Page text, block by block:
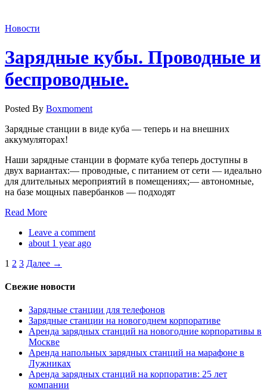
Новости
Зарядные кубы. Проводные и
беспроводные.
Posted By Boxmoment
Зарядные станции в виде куба — теперь и на внешних
аккумуляторах!
Наши зарядные станции в формате куба теперь доступны в
двух вариантах:— проводные, с питанием от сети — идеально
для длительных мероприятий в помещениях;— автономные,
на базе мощных павербанков — подходят
Read More
Leave a comment
about 1 year ago
1 2 3 Далее →
Свежие новости
Зарядные станции для телефонов
Зарядные станции на новогоднем корпоративе
Аренда зарядных станций на новогодние корпоративы в
Москве
Аренда напольных зарядных станций на марафоне в
Лужниках
Аренда зарядных станций на корпоратив: 25 лет
компании